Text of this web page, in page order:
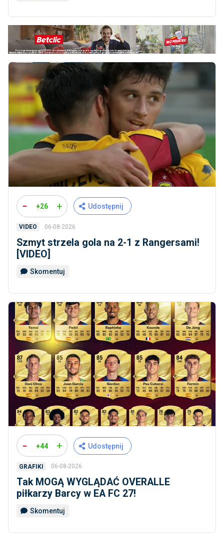
- +26 + Udostępnij
VIDEO 06-08-2026
Szmyt strzela gola na 2-1 z Rangersami!
[VIDEO]
Skomentuj
- +44 + Udostępnij
GRAFIKI 06-08-2026
Tak MOGĄ WYGLĄDAĆ OVERALLE
piłkarzy Barcy w EA FC 27!
Skomentuj